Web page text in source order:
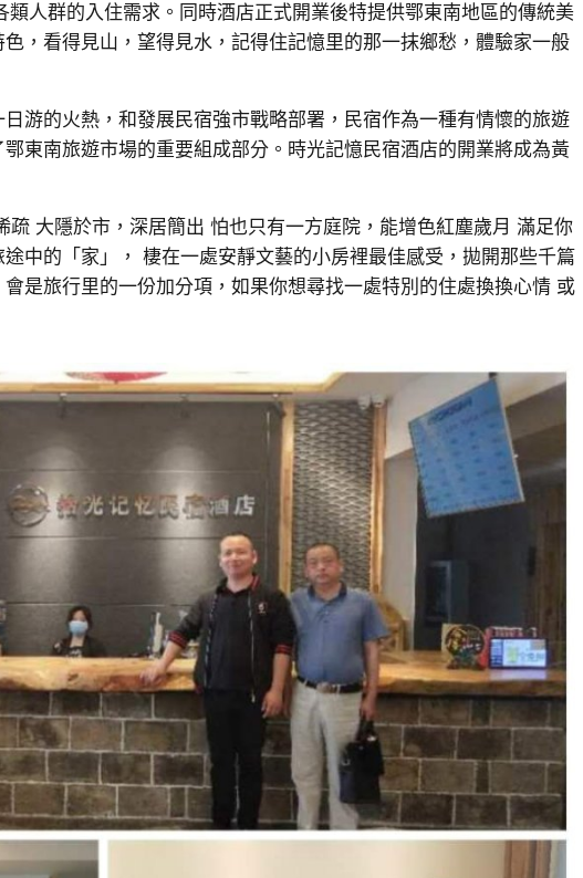
人群的入住需求。同時酒店正式開業後特提供鄂東南地區的傳統美
，看得見山，望得見水，記得住記憶里的那一抹鄉愁，體驗家一般
游的火熱，和發展民宿強市戰略部署，民宿作為一種有情懷的旅遊
東南旅遊市場的重要組成部分。時光記憶民宿酒店的開業將成為黃
大隱於市，深居簡出 怕也只有一方庭院，能增色紅塵歲月 滿足你
中的「家」， 棲在一處安靜文藝的小房裡最佳感受，拋開那些千篇
是旅行里的一份加分項，如果你想尋找一處特別的住處換換心情 或